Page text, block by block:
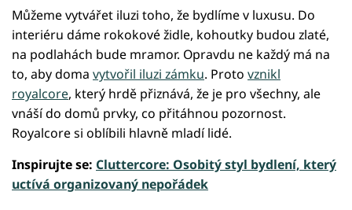
Můžeme vytvářet iluzi toho, že bydlíme v luxusu. Do
interiéru dáme rokokové židle, kohoutky budou zlaté,
na podlahách bude mramor. Opravdu ne každý má na
to, aby doma vytvořil iluzi zámku. Proto vznikl
royalcore, který hrdě přiznává, že je pro všechny, ale
vnáší do domů prvky, co přitáhnou pozornost.
Royalcore si oblíbili hlavně mladí lidé.
Inspirujte se: Cluttercore: Osobitý styl bydlení, který
uctívá organizovaný nepořádek